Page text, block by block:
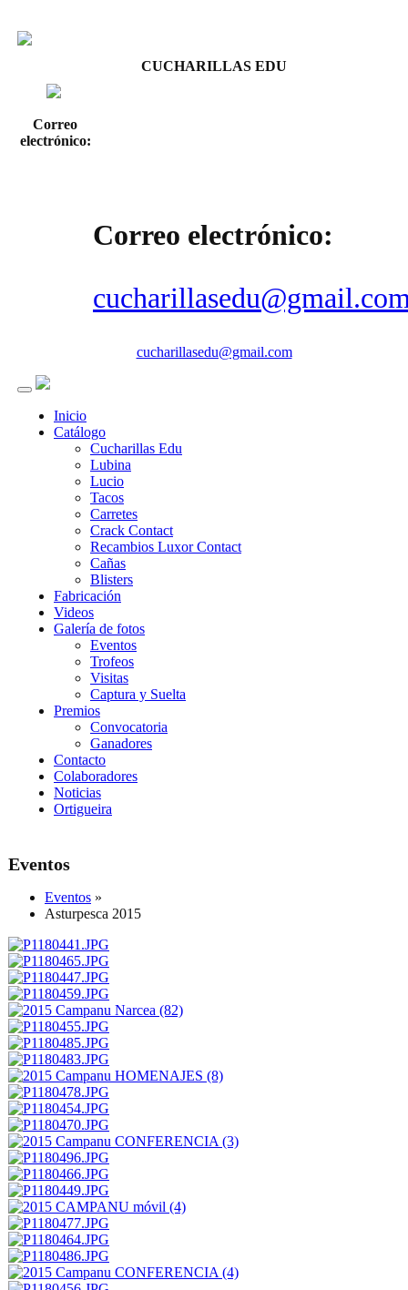
CUCHARILLAS EDU
Correo electrónico:
Correo
electrónico:
cucharillasedu@gmail.com
Inicio
Catálogo
Cucharillas Edu
Lubina
Lucio
Tacos
Carretes
Crack Contact
Recambios Luxor Contact
Cañas
Blisters
Fabricación
Videos
Galería de fotos
Eventos
Trofeos
Visitas
Captura y Suelta
Premios
Convocatoria
Ganadores
Contacto
Colaboradores
Noticias
Ortigueira
Eventos
Eventos »
Asturpesca 2015